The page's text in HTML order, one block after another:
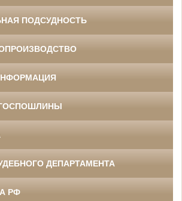
ПОДСУДНОСТЬ
ДЕПАРТАМЕНТА
РФ